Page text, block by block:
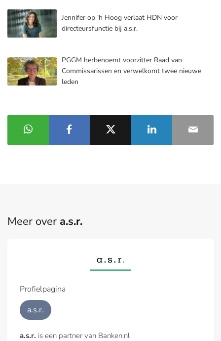
Jennifer op ‘h Hoog verlaat HDN voor
directeursfunctie bij a.s.r.
PGGM herbenoemt voorzitter Raad van
Commissarissen en verwelkomt twee nieuwe
leden
Meer over a.s.r.
Profielpagina
a.s.r.
a.s.r. is een partner van Banken.nl